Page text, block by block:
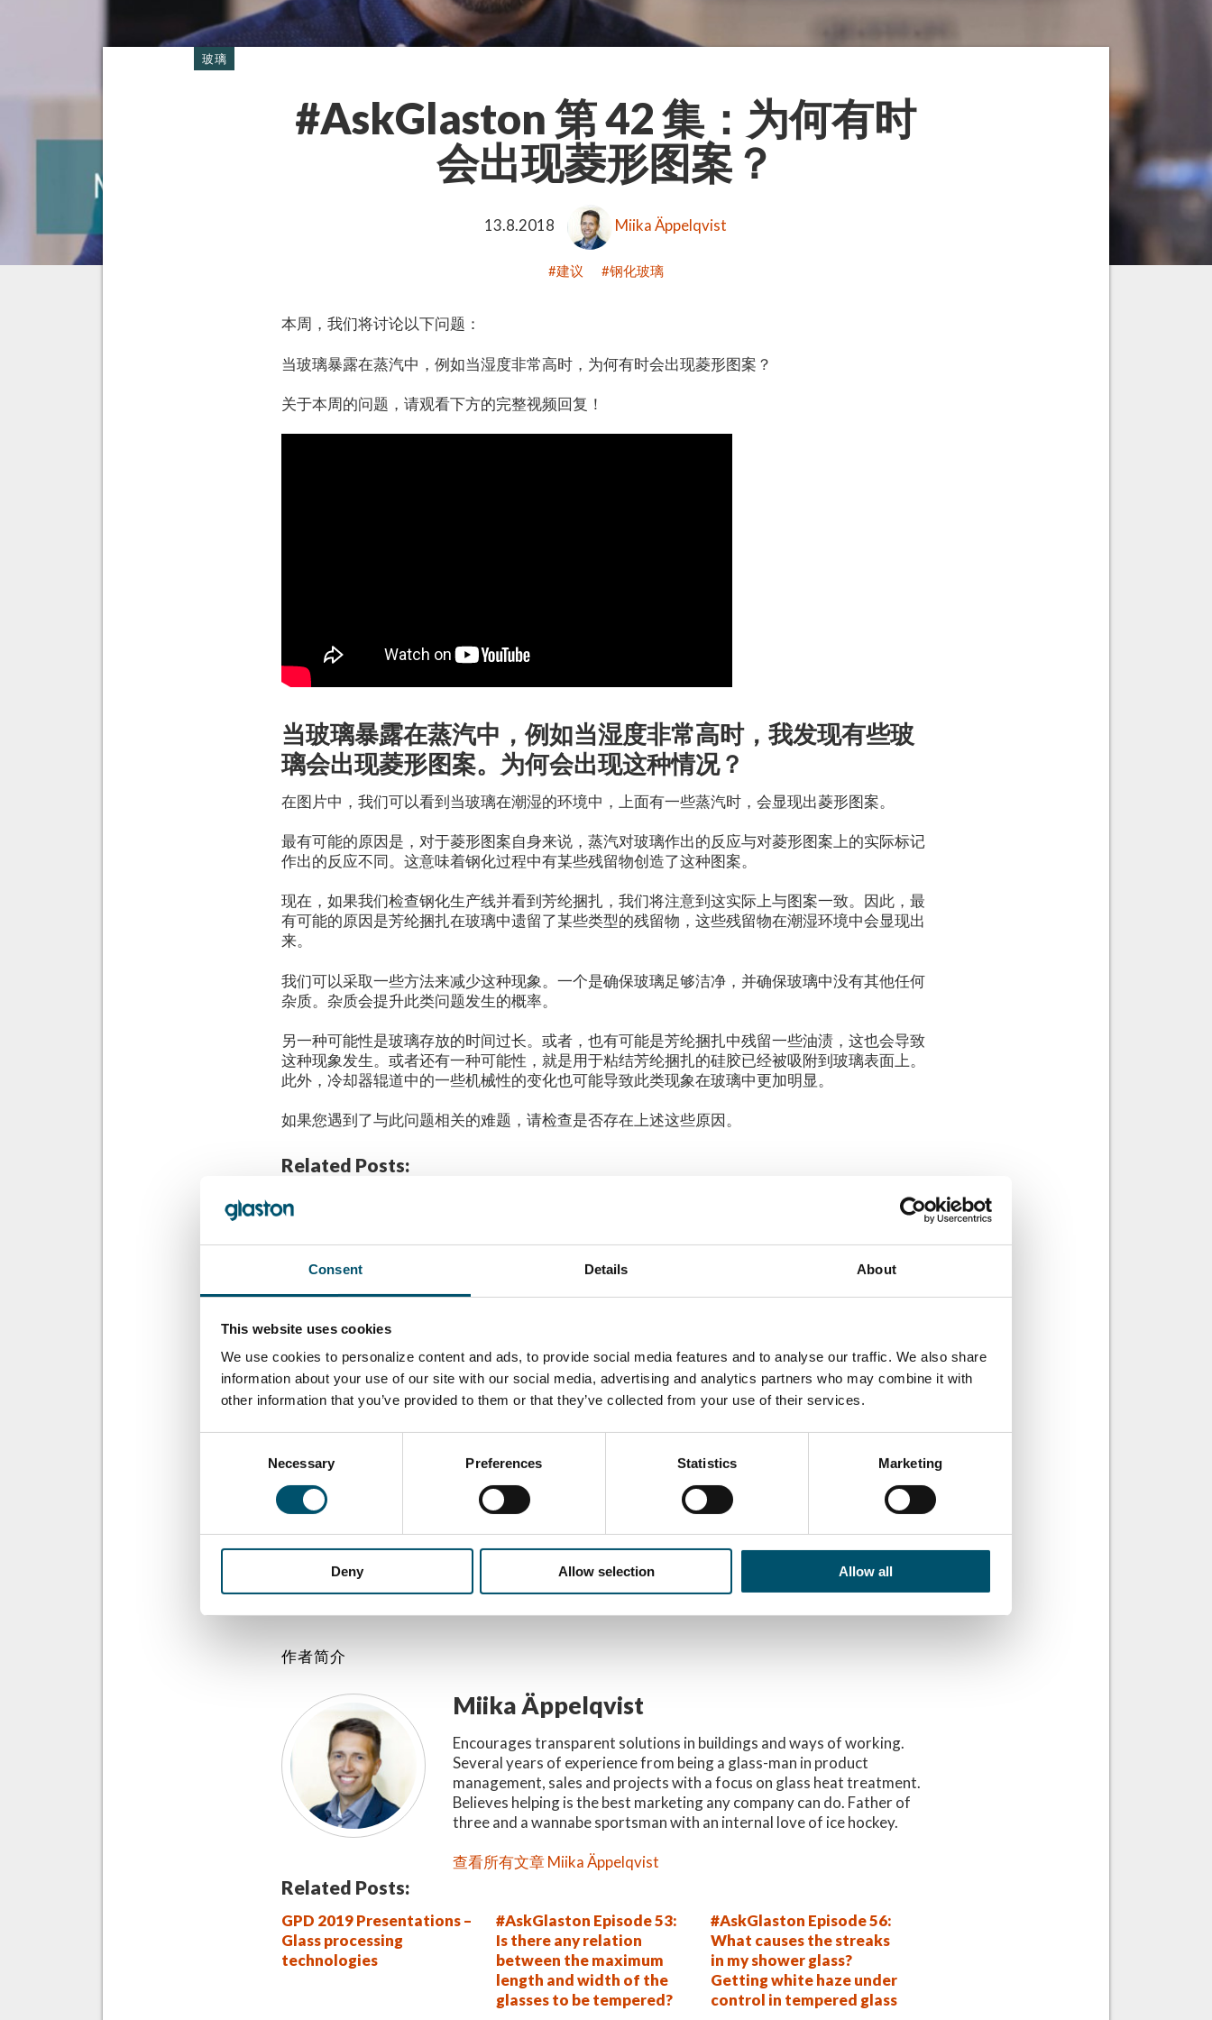
Consent Details About
This website uses cookies
We use cookies to personalize content and ads, to provide social media features and to analyse our traffic. We also share
information about your use of our site with our social media, advertising and analytics partners who may combine it with
other information that you’ve provided to them or that they’ve collected from your use of their services.
Necessary Preferences Statistics Marketing
Deny Allow selection Allow all
#AskGlaston 第 42 集：为何有时
会出现菱形图案？
玻璃
13.8.2018 Miika Äppelqvist
建议 钢化玻璃
本周，我们将讨论以下问题：
当玻璃暴露在蒸汽中，例如当湿度非常高时，为何有时会出现菱形图案？
关于本周的问题，请观看下方的完整视频回复！
当玻璃暴露在蒸汽中，例如当湿度非常高时，我发现有些玻
璃会出现菱形图案。为何会出现这种情况？
在图片中，我们可以看到当玻璃在潮湿的环境中，上面有一些蒸汽时，会显现出菱形图案。
最有可能的原因是，对于菱形图案自身来说，蒸汽对玻璃作出的反应与对菱形图案上的实际标记
作出的反应不同。这意味着钢化过程中有某些残留物创造了这种图案。
现在，如果我们检查钢化生产线并看到芳纶捆扎，我们将注意到这实际上与图案一致。因此，最
有可能的原因是芳纶捆扎在玻璃中遗留了某些类型的残留物，这些残留物在潮湿环境中会显现出
来。
我们可以采取一些方法来减少这种现象。一个是确保玻璃足够洁净，并确保玻璃中没有其他任何
杂质。杂质会提升此类问题发生的概率。
另一种可能性是玻璃存放的时间过长。或者，也有可能是芳纶捆扎中残留一些油渍，这也会导致
这种现象发生。或者还有一种可能性，就是用于粘结芳纶捆扎的硅胶已经被吸附到玻璃表面上。
此外，冷却器辊道中的一些机械性的变化也可能导致此类现象在玻璃中更加明显。
如果您遇到了与此问题相关的难题，请检查是否存在上述这些原因。
Related Posts:
GPD 2019 Presentations –
Glass processing
glasses to be tempered?
control in tempered glass
想了解更多？
注册 Glastory 快讯
Email:
分享这个故事
作者简介
Miika Äppelqvist
Encourages transparent solutions in buildings and ways of working.
Several years of experience from being a glass-man in product
management, sales and projects with a focus on glass heat treatment.
Believes helping is the best marketing any company can do. Father of
three and a wannabe sportsman with an internal love of ice hockey.
查看所有文章 Miika Äppelqvist
Related Posts:
GPD 2019 Presentations –
Glass processing
technologies
#AskGlaston Episode 53:
Is there any relation
between the maximum
length and width of the
glasses to be tempered?
#AskGlaston Episode 56:
What causes the streaks
in my shower glass?
Getting white haze under
control in tempered glass